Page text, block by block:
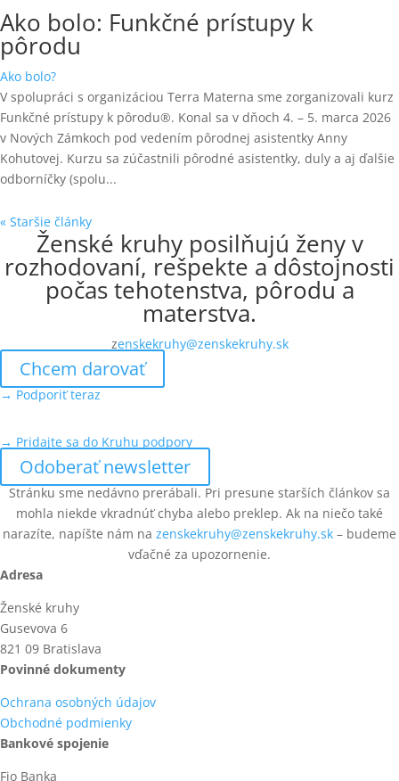
Ako bolo: Funkčné prístupy k
pôrodu
Ako bolo?
V spolupráci s organizáciou Terra Materna sme zorganizovali kurz
Funkčné prístupy k pôrodu®. Konal sa v dňoch 4. – 5. marca 2026
v Nových Zámkoch pod vedením pôrodnej asistentky Anny
Kohutovej. Kurzu sa zúčastnili pôrodné asistentky, duly a aj ďalšie
odborníčky (spolu...
« Staršie články
Ženské kruhy posilňujú ženy v
rozhodovaní, rešpekte a dôstojnosti
počas tehotenstva, pôrodu a
materstva.
zenskekruhy@zenskekruhy.sk
Chcem darovať
→ Podporiť teraz
→ Pridajte sa do Kruhu podpory
Odoberať newsletter
Stránku sme nedávno prerábali. Pri presune starších článkov sa
mohla niekde vkradnúť chyba alebo preklep. Ak na niečo také
narazíte, napíšte nám na zenskekruhy@zenskekruhy.sk – budeme
vďačné za upozornenie.
Adresa
Ženské kruhy
Gusevova 6
821 09 Bratislava
Povinné dokumenty
Ochrana osobných údajov
Obchodné podmienky
Bankové spojenie
Fio Banka